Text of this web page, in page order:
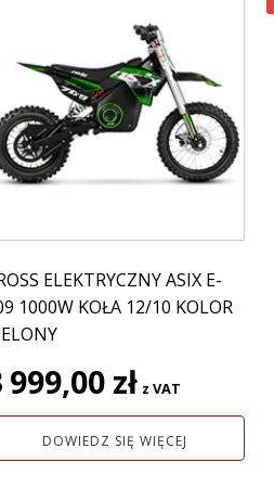
ELEKTRYCZNY ASIX E-
1000W KOŁA 12/10 KOLOR
999,00 zł z VAT
DOWIEDZ SIĘ WIĘCEJ